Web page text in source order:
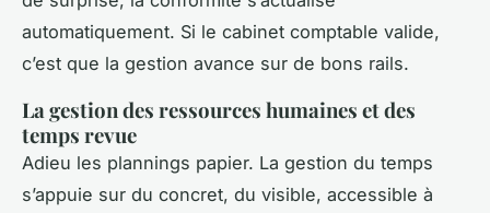
automatiquement. Si le cabinet comptable valide,
c’est que la gestion avance sur de bons rails.
La gestion des ressources humaines et des
temps revue
Adieu les plannings papier. La gestion du temps
s’appuie sur du concret, du visible, accessible à